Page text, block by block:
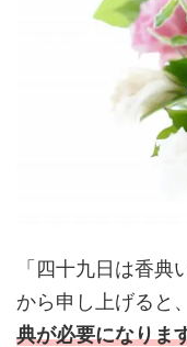
「四十九日は香
から申し上げると、
典が必要になりま